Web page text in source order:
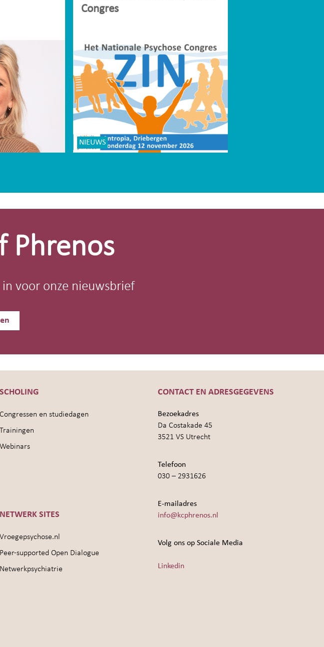
Congres
NIEUWS
Phrenos
voor onze nieuwsbrief
SCHOLING
Congressen en studiedagen
Trainingen
Webinars
NETWERK SITES
Vroegepsychose.nl
Peer-supported Open Dialogue
Netwerkpsychiatrie
CONTACT EN ADRESGEGEVENS
Bezoekadres
Da Costakade 45
3521 VS Utrecht
Telefoon
030 – 2931626
E-mailadres
info@kcphrenos.nl
Volg ons op Sociale Media
Linkedin